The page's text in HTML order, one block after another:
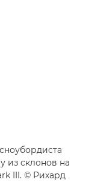
из склонов на
III. © Рихард